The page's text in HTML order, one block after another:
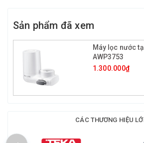
Sản phẩm đã xem
Máy lọc nước
AWP3753
1.300.000₫
CÁC THƯƠNG HIỆU